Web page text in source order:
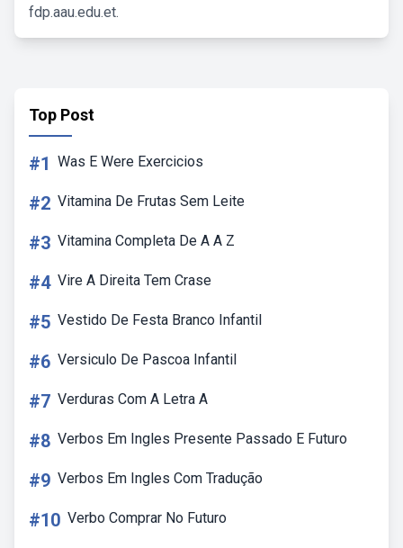
fdp.aau.edu.et.
Top Post
#1 Was E Were Exercicios
#2 Vitamina De Frutas Sem Leite
#3 Vitamina Completa De A A Z
#4 Vire A Direita Tem Crase
#5 Vestido De Festa Branco Infantil
#6 Versiculo De Pascoa Infantil
#7 Verduras Com A Letra A
#8 Verbos Em Ingles Presente Passado E Futuro
#9 Verbos Em Ingles Com Tradução
#10 Verbo Comprar No Futuro